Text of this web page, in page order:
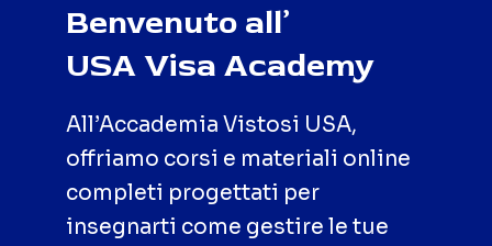
Benvenuto all’
USA Visa Academy
All’Accademia Vistosi USA,
offriamo corsi e materiali online
completi progettati per
insegnarti come gestire le tue